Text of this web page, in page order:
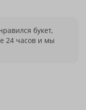
букет,
24 часов и мы